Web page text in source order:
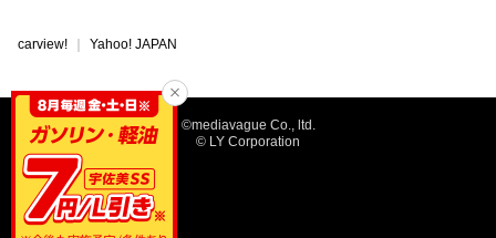
carview! Yahoo! JAPAN
©mediavague Co., ltd.
© LY Corporation